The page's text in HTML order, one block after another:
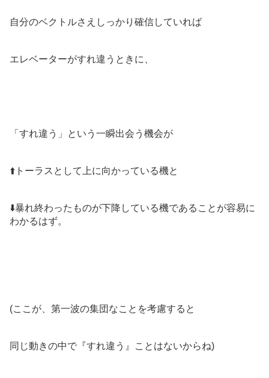
自分のベクトルさえしっかり確信していれば
エレベーターがすれ違うときに、
「すれ違う」という一瞬出会う機会が
⬆️トーラスとして上に向かっている機と
⬇️暴れ終わったものが下降している機であることが容易に
わかるはず。
(ここが、第一波の集団なことを考慮すると
同じ動きの中で『すれ違う』ことはないからね)